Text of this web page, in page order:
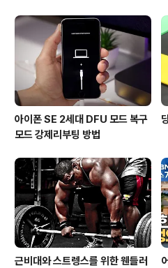
아이폰 SE 2세대 DFU 모드 복구
모드 강제리부팅 방법
근비대와 스트렝스를 위한 웬들러